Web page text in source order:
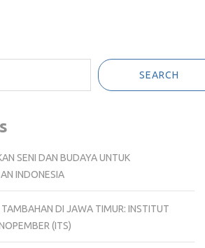
SEARCH
SENI DAN BUDAYA UNTUK
INDONESIA
TAMBAHAN DI JAWA TIMUR: INSTITUT
(ITS)